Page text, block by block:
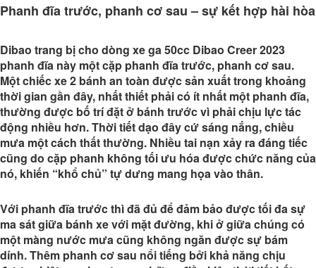
Phanh đĩa trước, phanh cơ sau – sự kết hợp hài hòa
Dibao trang bị cho dòng xe ga 50cc Dibao Creer 2023
phanh đĩa này một cặp phanh đĩa trước, phanh cơ sau.
Một chiếc xe 2 bánh an toàn được sản xuất trong khoảng
thời gian gần đây, nhất thiết phải có ít nhất một phanh đĩa,
thường được bố trí đặt ở bánh trước vì phải chịu lực tác
động nhiều hơn. Thời tiết dạo đây cứ sáng nắng, chiều
mưa một cách thất thường. Nhiều tai nạn xảy ra đáng tiếc
cũng do cặp phanh không tối ưu hóa được chức năng của
nó, khiến “khổ chủ” tự dưng mang họa vào thân.
Với phanh đĩa trước thì đã đủ để đảm bảo được tối đa sự
ma sát giữa bánh xe với mặt đường, khi ở giữa chúng có
một màng nước mưa cũng không ngăn được sự bám
dính. Thêm phanh cơ sau nổi tiếng bởi khả năng chịu